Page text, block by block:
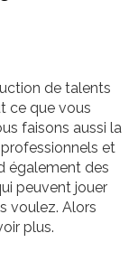
de talents
ce que vous
faisons aussi la
et
également des
peuvent jouer
voulez. Alors
plus.